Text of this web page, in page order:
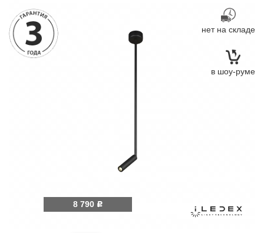
нет на складе
в шоу-руме
8 790 Р